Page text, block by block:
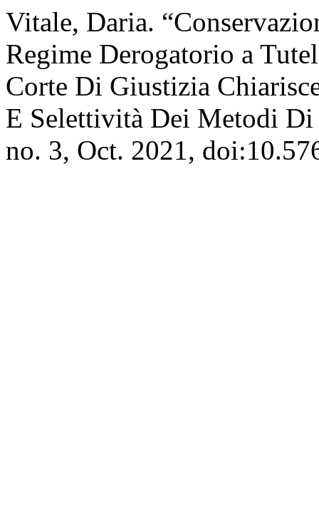
Vitale, Daria.
Regime Derogatorio a
Corte Di Giustizia
E Selettività Dei Metodi
no. 3, Oct. 2021,